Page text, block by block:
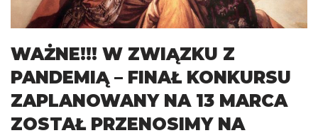
WAŻNE!!! W ZWIĄZKU Z
PANDEMIĄ – FINAŁ KONKURSU
ZAPLANOWANY NA 13 MARCA
ZOSTAŁ PRZENOSIMY NA